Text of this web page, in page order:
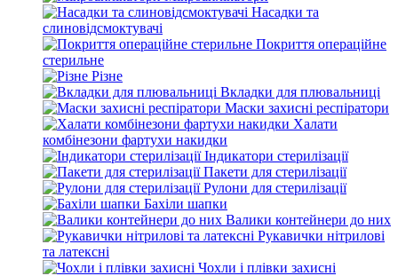
Насадки та
слиновідсмоктувачі
Покриття операційне
стерильне
Різне
Вкладки для плювальниці
Маски захисні респіратори
Халати
комбінезони фартухи накидки
Індикатори стерилізації
Пакети для стерилізації
Рулони для стерилізації
Бахіли шапки
Валики контейнери до них
Рукавички нітрилові
та латексні
Чохли і плівки захисні